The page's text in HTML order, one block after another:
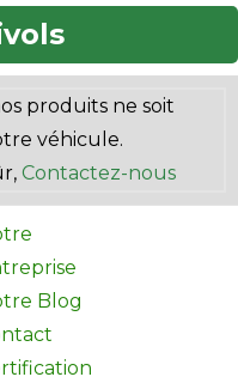
produits ne soit
véhicule.
Contactez-nous
Blog